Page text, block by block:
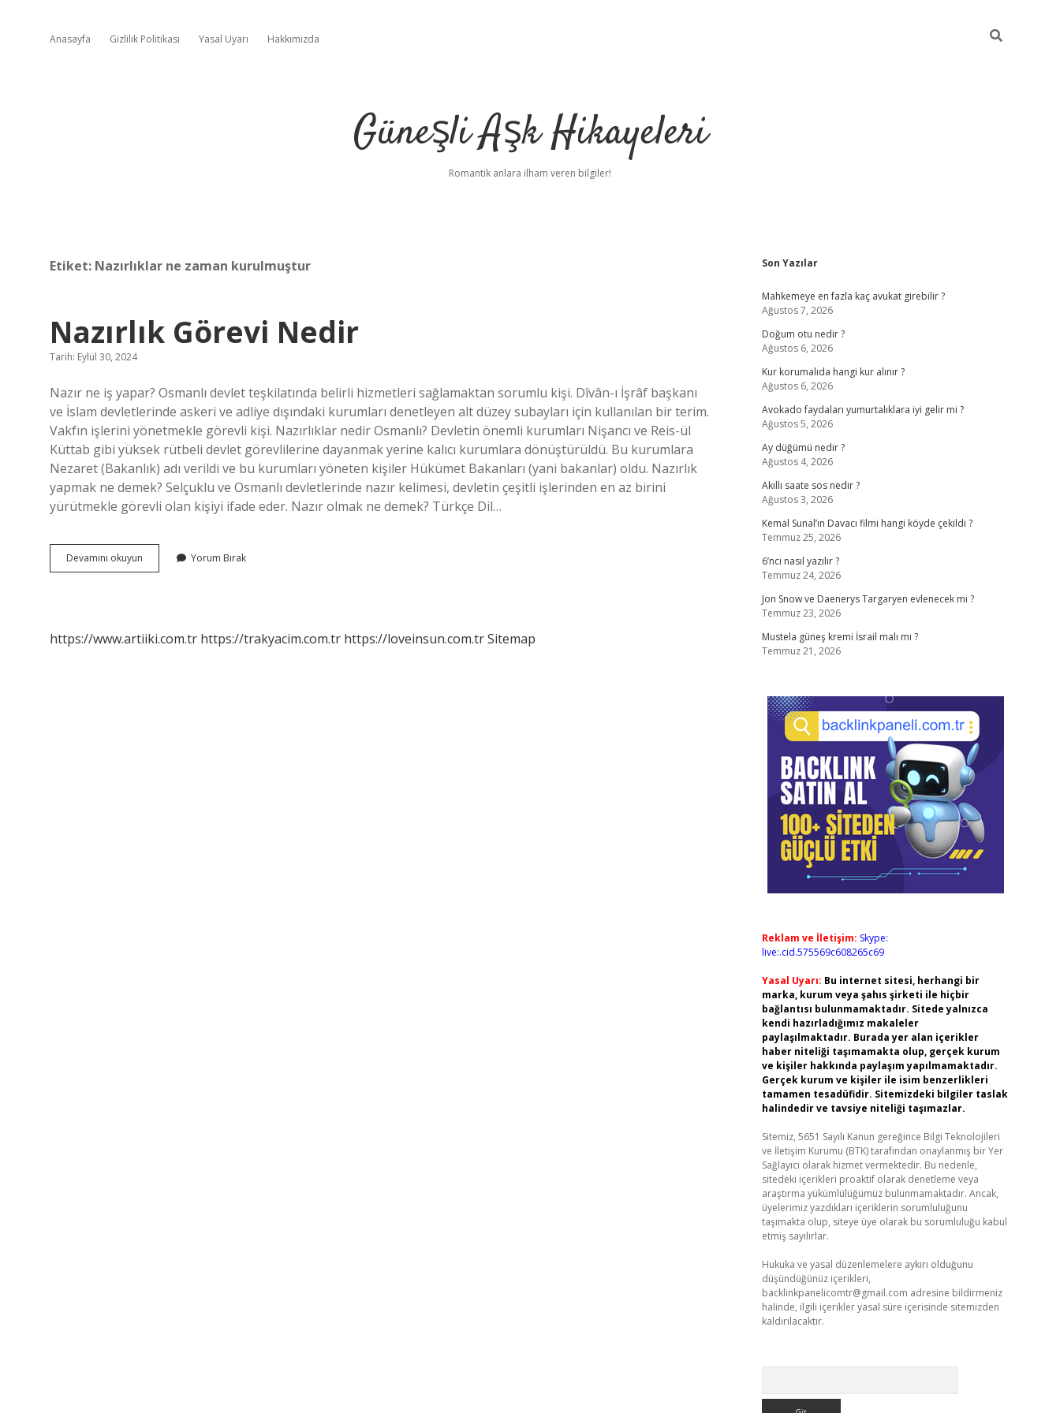
Anasayfa Gizlilik Politikası Yasal Uyarı Hakkımızda
Güneşli Aşk Hikayeleri
Romantik anlara ilham veren bilgiler!
Etiket: Nazırlıklar ne zaman kurulmuştur
Nazırlık Görevi Nedir
Tarih: Eylül 30, 2024
Nazır ne iş yapar? Osmanlı devlet teşkilatında belirli hizmetleri sağlamaktan sorumlu kişi. Dîvân-ı İşrâf başkanı
ve İslam devletlerinde askeri ve adliye dışındaki kurumları denetleyen alt düzey subayları için kullanılan bir terim.
Vakfın işlerini yönetmekle görevli kişi. Nazırlıklar nedir Osmanlı? Devletin önemli kurumları Nişancı ve Reis-ül
Küttab gibi yüksek rütbeli devlet görevlilerine dayanmak yerine kalıcı kurumlara dönüştürüldü. Bu kurumlara
Nezaret (Bakanlık) adı verildi ve bu kurumları yöneten kişiler Hükümet Bakanları (yani bakanlar) oldu. Nazırlık
yapmak ne demek? Selçuklu ve Osmanlı devletlerinde nazır kelimesi, devletin çeşitli işlerinden en az birini
yürütmekle görevli olan kişiyi ifade eder. Nazır olmak ne demek? Türkçe Dil…
Devamını okuyun
Görevi
Yorum Bırak
https://www.artiiki.com.tr https://trakyacim.com.tr https://loveinsun.com.trSitemap
Sidebar
Son Yazılar
Mahkemeye en fazla kaç avukat girebilir ?
Ağustos 7, 2026
Doğum otu nedir ?
Ağustos 6, 2026
Kur korumalıda hangi kur alınır ?
Ağustos 6, 2026
Avokado faydaları yumurtalıklara iyi gelir mi ?
Ağustos 5, 2026
Ay düğümü nedir ?
Ağustos 4, 2026
Akıllı saate sos nedir ?
Ağustos 3, 2026
Kemal Sunal’ın Davacı filmi hangi köyde çekildi ?
Temmuz 25, 2026
6’ncı nasıl yazılır ?
Temmuz 24, 2026
Jon Snow ve Daenerys Targaryen evlenecek mi ?
Temmuz 23, 2026
Mustela güneş kremi İsrail malı mı ?
Temmuz 21, 2026
Reklam ve İletişim: Skype:
live:.cid.575569c608265c69
Yasal Uyarı: Bu internet sitesi, herhangi bir
marka, kurum veya şahıs şirketi ile hiçbir
bağlantısı bulunmamaktadır. Sitede yalnızca
kendi hazırladığımız makaleler
paylaşılmaktadır. Burada yer alan içerikler
haber niteliği taşımamakta olup, gerçek kurum
ve kişiler hakkında paylaşım yapılmamaktadır.
Gerçek kurum ve kişiler ile isim benzerlikleri
tamamen tesadüfidir. Sitemizdeki bilgiler taslak
halindedir ve tavsiye niteliği taşımazlar.
Sitemiz, 5651 Sayılı Kanun gereğince Bilgi Teknolojileri
ve İletişim Kurumu (BTK) tarafından onaylanmış bir Yer
Sağlayıcı olarak hizmet vermektedir. Bu nedenle,
sitedeki içerikleri proaktif olarak denetleme veya
araştırma yükümlülüğümüz bulunmamaktadır. Ancak,
üyelerimiz yazdıkları içeriklerin sorumluluğunu
taşımakta olup, siteye üye olarak bu sorumluluğu kabul
etmiş sayılırlar.
Hukuka ve yasal düzenlemelere aykırı olduğunu
düşündüğünüz içerikleri,
backlinkpanelicomtr@gmail.com adresine bildirmeniz
halinde, ilgili içerikler yasal süre içerisinde sitemizden
kaldırılacaktır.
betci